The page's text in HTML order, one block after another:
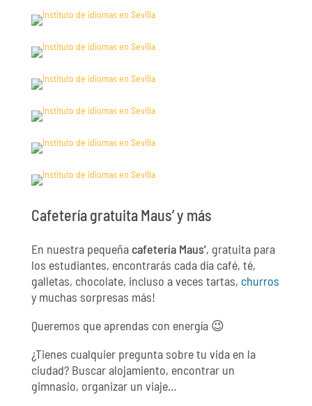
Cafetería gratuita Maus’ y más
En nuestra pequeña cafetería Maus’, gratuita para
los estudiantes, encontrarás cada día café, té,
galletas, chocolate, incluso a veces tartas, churros
y muchas sorpresas más!
Queremos que aprendas con energía 😉
¿Tienes cualquier pregunta sobre tu vida en la
ciudad? Buscar alojamiento, encontrar un
gimnasio, organizar un viaje…